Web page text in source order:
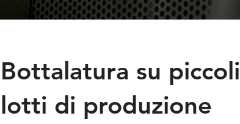
Bottalatura su piccoli
lotti di produzione